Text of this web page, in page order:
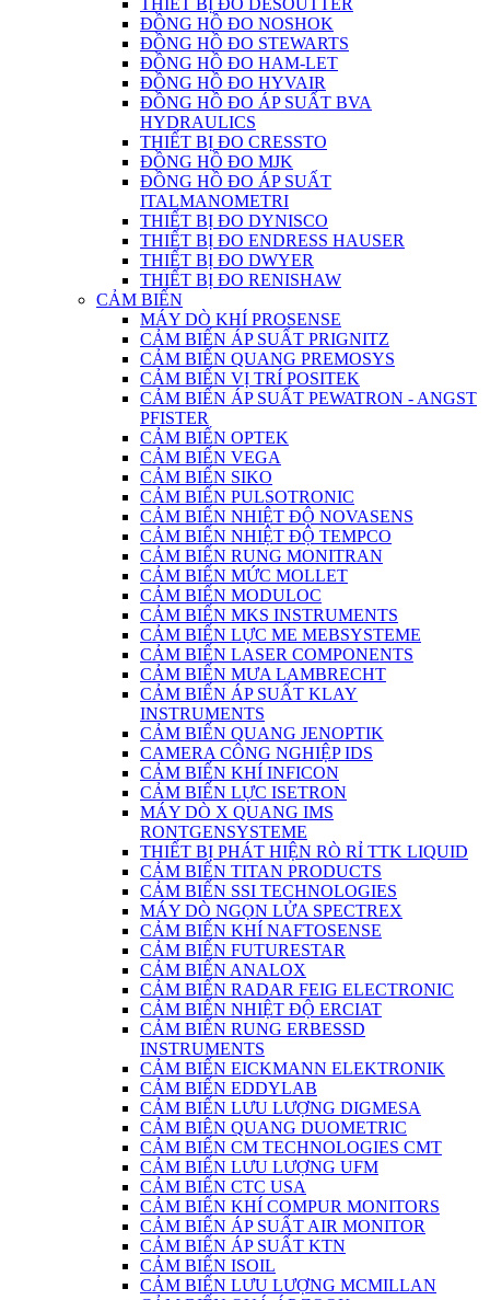
THIẾT BỊ ĐO DESOUTTER
ĐỒNG HỒ ĐO NOSHOK
ĐỒNG HỒ ĐO STEWARTS
ĐỒNG HỒ ĐO HAM-LET
ĐỒNG HỒ ĐO HYVAIR
ĐỒNG HỒ ĐO ÁP SUẤT BVA
HYDRAULICS
THIẾT BỊ ĐO CRESSTO
ĐỒNG HỒ ĐO MJK
ĐỒNG HỒ ĐO ÁP SUẤT
ITALMANOMETRI
THIẾT BỊ ĐO DYNISCO
THIẾT BỊ ĐO ENDRESS HAUSER
THIẾT BỊ ĐO DWYER
THIẾT BỊ ĐO RENISHAW
CẢM BIẾN
MÁY DÒ KHÍ PROSENSE
CẢM BIẾN ÁP SUẤT PRIGNITZ
CẢM BIẾN QUANG PREMOSYS
CẢM BIẾN VỊ TRÍ POSITEK
CẢM BIẾN ÁP SUẤT PEWATRON - ANGST
PFISTER
CẢM BIẾN OPTEK
CẢM BIẾN VEGA
CẢM BIẾN SIKO
CẢM BIẾN PULSOTRONIC
CẢM BIẾN NHIỆT ĐỘ NOVASENS
CẢM BIẾN NHIỆT ĐỘ TEMPCO
CẢM BIẾN RUNG MONITRAN
CẢM BIẾN MỨC MOLLET
CẢM BIẾN MODULOC
CẢM BIẾN MKS INSTRUMENTS
CẢM BIẾN LỰC ME MEBSYSTEME
CẢM BIẾN LASER COMPONENTS
CẢM BIẾN MƯA LAMBRECHT
CẢM BIẾN ÁP SUẤT KLAY
INSTRUMENTS
CẢM BIẾN QUANG JENOPTIK
CAMERA CÔNG NGHIỆP IDS
CẢM BIẾN KHÍ INFICON
CẢM BIẾN LỰC ISETRON
MÁY DÒ X QUANG IMS
RONTGENSYSTEME
THIẾT BỊ PHÁT HIỆN RÒ RỈ TTK LIQUID
CẢM BIẾN TITAN PRODUCTS
CẢM BIẾN SSI TECHNOLOGIES
MÁY DÒ NGỌN LỬA SPECTREX
CẢM BIẾN KHÍ NAFTOSENSE
CẢM BIẾN FUTURESTAR
CẢM BIẾN ANALOX
CẢM BIẾN RADAR FEIG ELECTRONIC
CẢM BIẾN NHIỆT ĐỘ ERCIAT
CẢM BIẾN RUNG ERBESSD
INSTRUMENTS
CẢM BIẾN EICKMANN ELEKTRONIK
CẢM BIẾN EDDYLAB
CẢM BIẾN LƯU LƯỢNG DIGMESA
CẢM BIÊN QUANG DUOMETRIC
CẢM BIẾN CM TECHNOLOGIES CMT
CẢM BIẾN LƯU LƯỢNG UFM
CẢM BIẾN CTC USA
CẢM BIẾN KHÍ COMPUR MONITORS
CẢM BIẾN ÁP SUẤT AIR MONITOR
CẢM BIẾN ÁP SUẤT KTN
CẢM BIẾN ISOIL
CẢM BIẾN LƯU LƯỢNG MCMILLAN